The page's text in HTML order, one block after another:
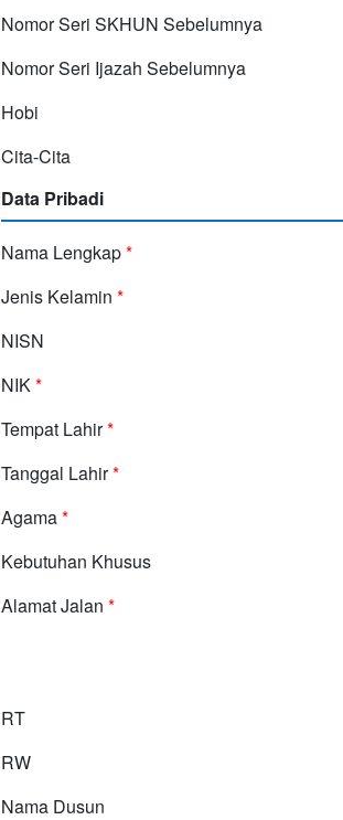
Nomor Seri SKHUN Sebelumnya
Nomor Seri Ijazah Sebelumnya
Hobi
Cita-Cita
Data Pribadi
Nama Lengkap*
Jenis Kelamin *
NISN
NIK*
Tempat Lahir*
Tanggal Lahir*
Agama*
Kebutuhan Khusus
Alamat Jalan *
RT
RW
Nama Dusun